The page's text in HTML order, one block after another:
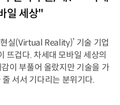
일 세상"
실(Virtual Reality)’ 기술 기업
뜨겁다. 차세대 모바일 세상의
이 부풀어 올랐지만 기술을 가
서서 기다리는 분위기다.